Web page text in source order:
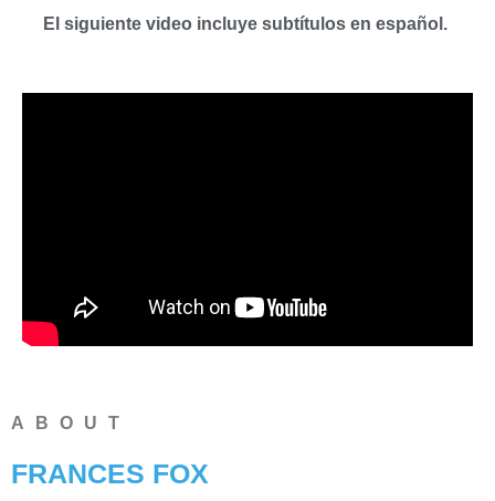
El siguiente video incluye subtítulos en español.
ABOUT
FRANCES FOX